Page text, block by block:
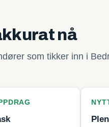
nå
som tikker inn i
NYTT OPPDRAG
Plenklipping